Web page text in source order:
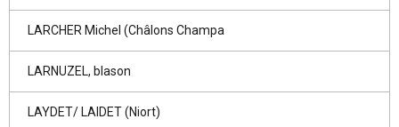
LARCHER Michel (Châlons Champa
LARNUZEL, blason
LAYDET/ LAIDET (Niort)